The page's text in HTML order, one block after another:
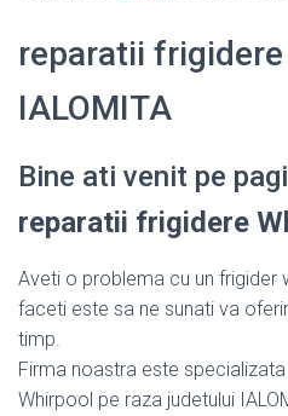
reparatii
IALOMITA
Bine ati venit pe
reparatii frigidere
Aveti o problema cu un frigider
faceti este sa ne sunati va
timp.
Firma noastra este
Whirpool pe raza judetului